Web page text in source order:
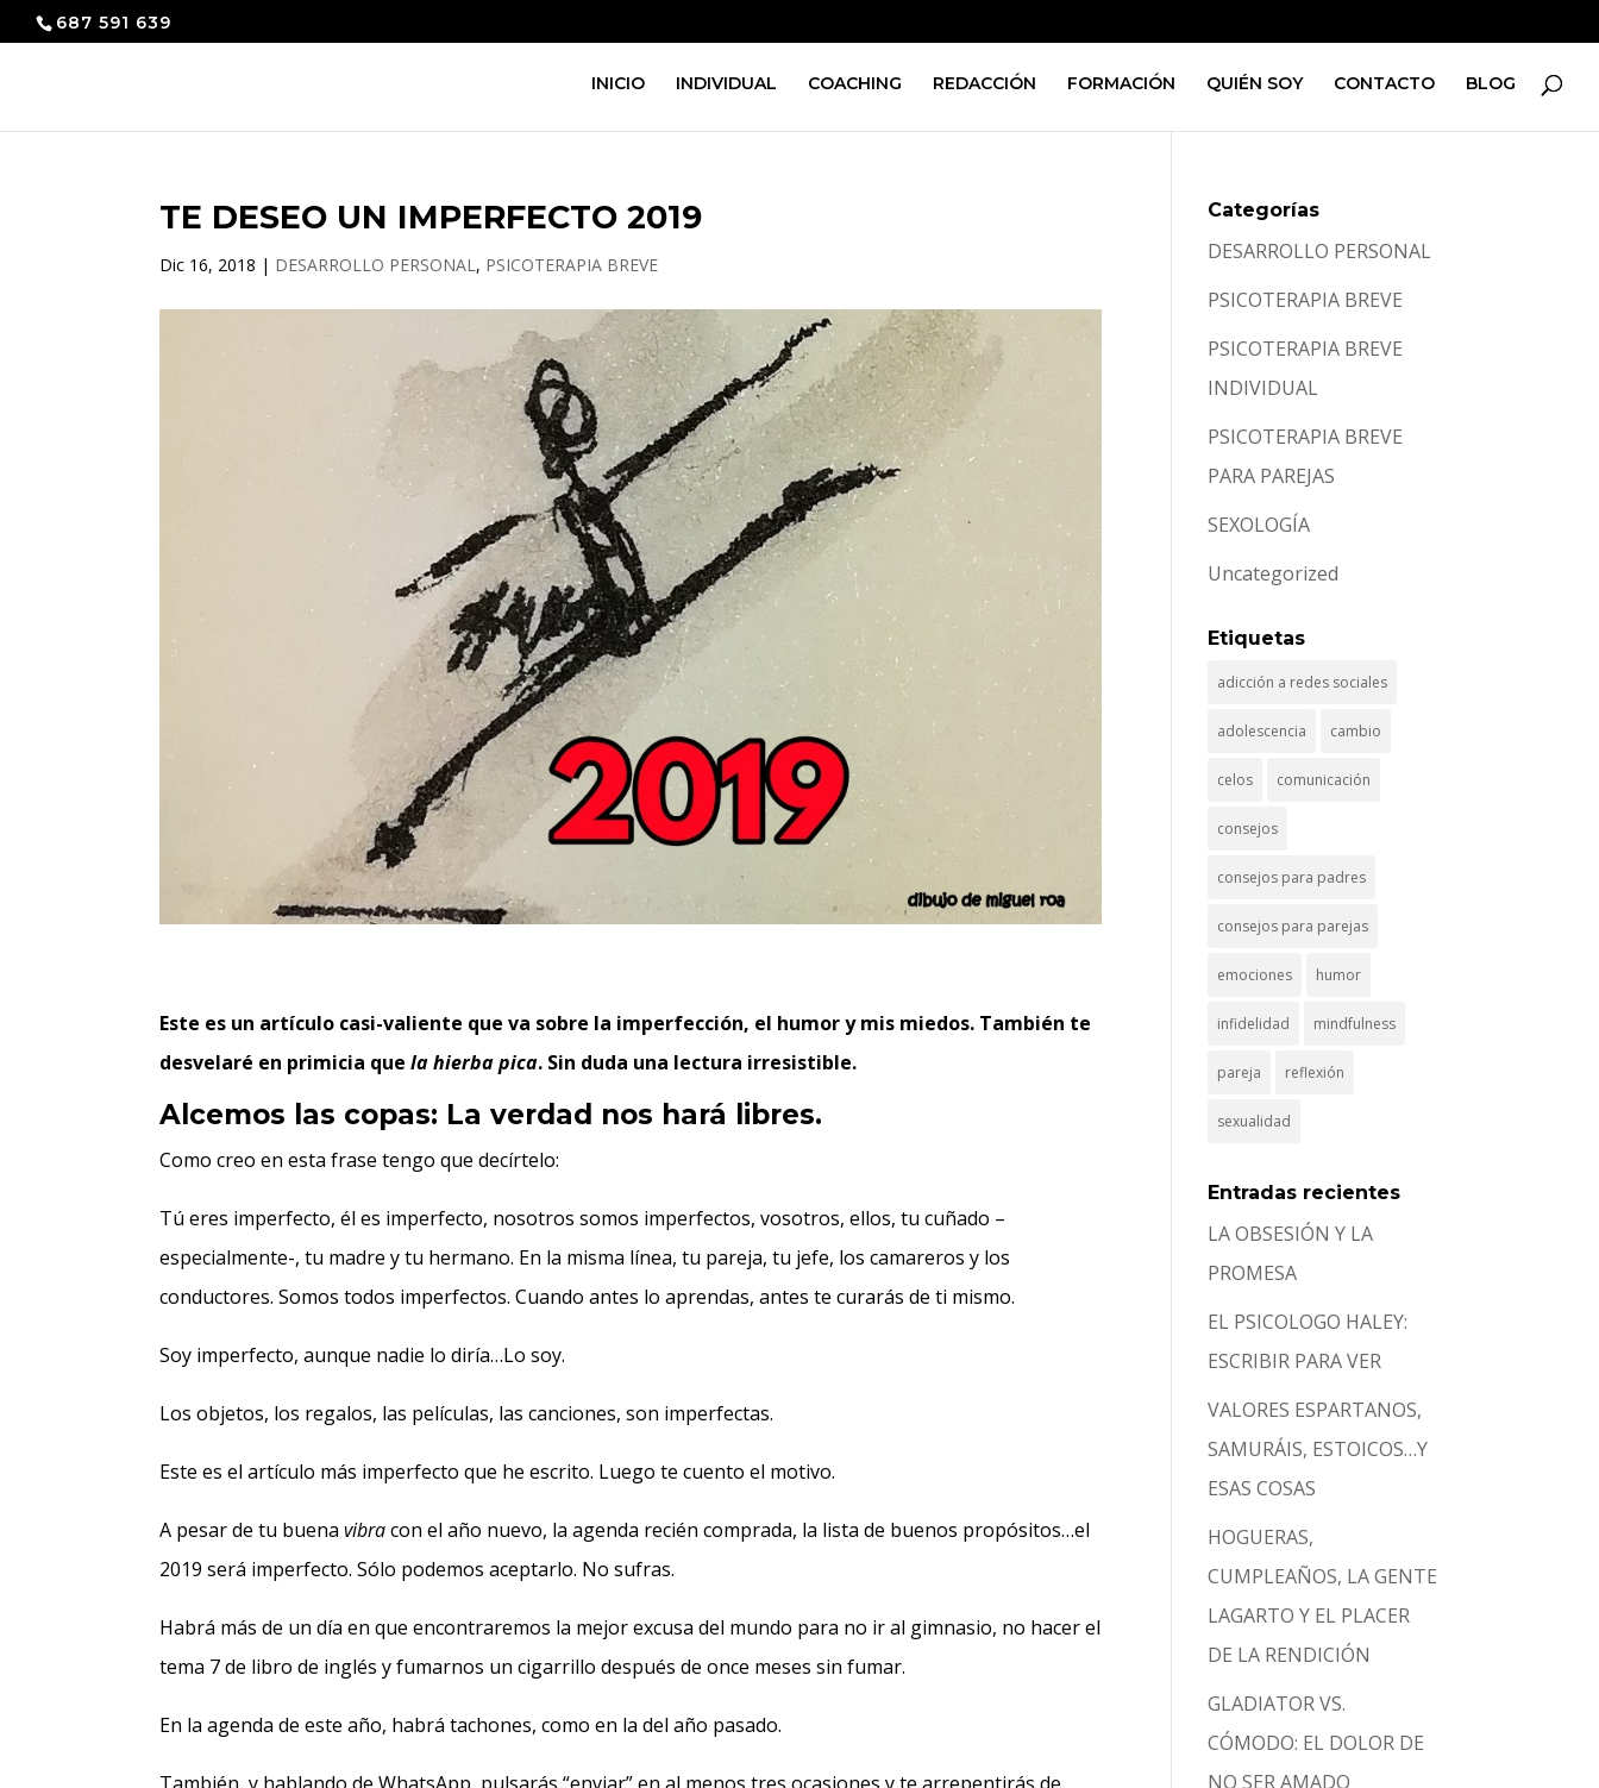
687 591 639
INICIO INDIVIDUAL COACHING REDACCIÓN FORMACIÓN QUIÉN SOY CONTACTO BLOG
TE DESEO UN IMPERFECTO 2019
Dic 16, 2018 | DESARROLLO PERSONAL, PSICOTERAPIA BREVE
Este es un artículo casi-valiente que va sobre la imperfección, el humor y mis miedos. También te
desvelaré en primicia quela hierba pica. Sin duda una lectura irresistible.
Alcemos las copas: La verdad nos hará libres.
Como creo en esta frase tengo que decírtelo:
Tú eres imperfecto, él es imperfecto, nosotros somos imperfectos, vosotros, ellos, tu cuñado –
especialmente-, tu madre y tu hermano. En la misma línea, tu pareja, tu jefe, los camareros y los
conductores. Somos todos imperfectos. Cuando antes lo aprendas, antes te curarás de ti mismo.
Soy imperfecto, aunque nadie lo diría…Lo soy.
Los objetos, los regalos, las películas, las canciones, son imperfectas.
Este es el artículo más imperfecto que he escrito. Luego te cuento el motivo.
A pesar de tu buenavibracon el año nuevo, la agenda recién comprada, la lista de buenos propósitos…el
2019 será imperfecto. Sólo podemos aceptarlo. No sufras.
Habrá más de un día en que encontraremos la mejor excusa del mundo para no ir al gimnasio, no hacer el
tema 7 de libro de inglés y fumarnos un cigarrillo después de once meses sin fumar.
En la agenda de este año, habrá tachones, como en la del año pasado.
Categorías
DESARROLLO PERSONAL
PSICOTERAPIA BREVE
PSICOTERAPIA BREVE
INDIVIDUAL
PSICOTERAPIA BREVE
PARA PAREJAS
SEXOLOGÍA
Uncategorized
Etiquetas
adicción a redes sociales
adolescencia cambio
celos comunicación
consejos
consejos para padres
consejos para parejas
emociones humor
infidelidad mindfulness
pareja reflexión
sexualidad
Entradas recientes
LA OBSESIÓN Y LA
PROMESA
EL PSICOLOGO HALEY:
ESCRIBIR PARA VER
VALORES ESPARTANOS,
SAMURÁIS, ESTOICOS…Y
ESAS COSAS
HOGUERAS,
CUMPLEAÑOS, LA GENTE
LAGARTO Y EL PLACER
DE LA RENDICIÓN
GLADIATOR VS.
CÓMODO: EL DOLOR DE
NO SER AMADO